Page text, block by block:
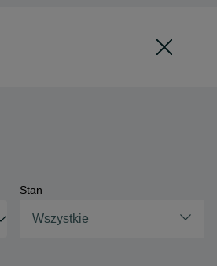
Stan
Wszystkie